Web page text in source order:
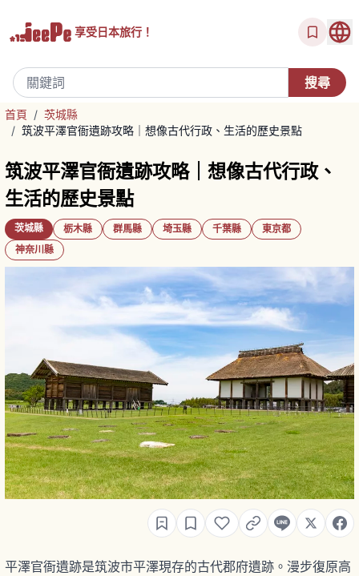
享受日本旅行！
首頁 / 茨城縣
/ 筑波平澤官衙遺跡攻略｜想像古代行政、生活的歷史景點
筑波平澤官衙遺跡攻略｜想像古代行政、
生活的歷史景點
茨城縣 栃木縣 群馬縣 埼玉縣 千葉縣
東京都
神奈川縣
平澤官衙遺跡是筑波市平澤現存的古代郡府遺跡。漫步復原高